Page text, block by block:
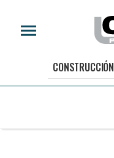
CONSTRUCCIÓN